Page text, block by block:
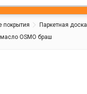
покрытия Паркетная доска
OSMO браш